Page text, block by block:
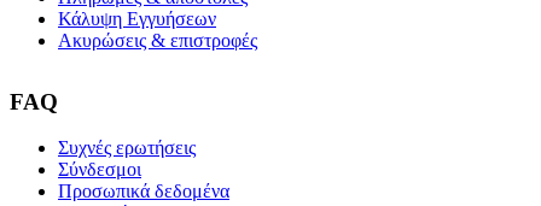
Κάλυψη Εγγυήσεων
Ακυρώσεις & επιστροφές
FAQ
Συχνές ερωτήσεις
Σύνδεσμοι
Προσωπικά δεδομένα